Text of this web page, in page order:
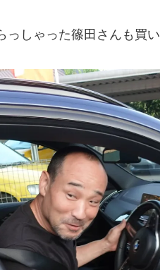
っしゃった篠田さんも買